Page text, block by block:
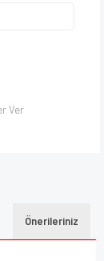
Ver
Önerileriniz